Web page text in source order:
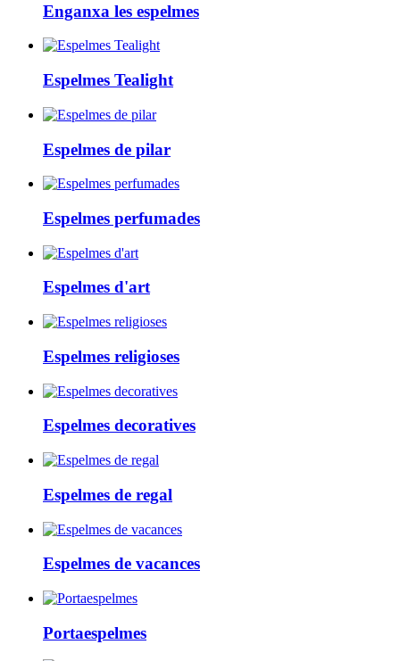
Enganxa les espelmes
Espelmes Tealight
Espelmes de pilar
Espelmes perfumades
Espelmes d'art
Espelmes religioses
Espelmes decoratives
Espelmes de regal
Espelmes de vacances
Portaespelmes